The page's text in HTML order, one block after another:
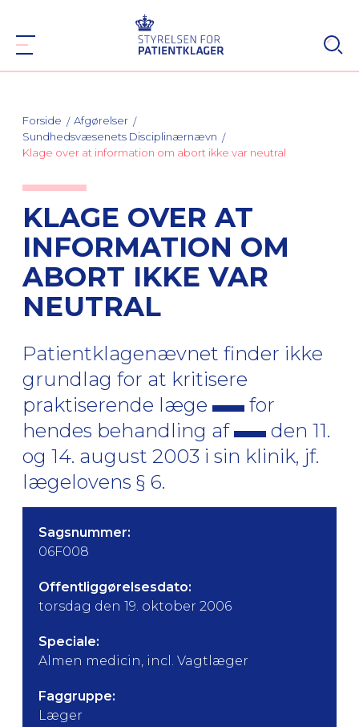
Forside
Afgørelser
Sundhedsvæsenets Disciplinærnævn
Klage over at information om abort ikke var neutral
KLAGE OVER AT
INFORMATION OM
ABORT IKKE VAR
NEUTRAL
Patientklagenævnet finder ikke
grundlag for at kritisere
praktiserende læge
for
hendes behandling af
den 11.
og 14. august 2003 i sin klinik, jf.
lægelovens § 6.
Sagsnummer:
06F008
Offentliggørelsesdato:
torsdag den 19. oktober 2006
Speciale:
Almen medicin, incl. Vagtlæger
Faggruppe:
Læger